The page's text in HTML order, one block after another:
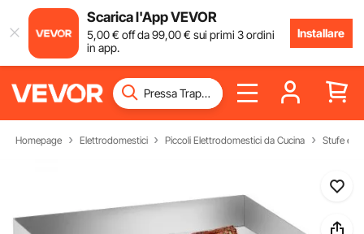
Scarica l'App VEVOR
5,00€ off da99,00€ sui primi 3 ordini
in app.
Installare
Homepage Elettrodomestici Piccoli Elettrodomestici da Cucina Stufe e